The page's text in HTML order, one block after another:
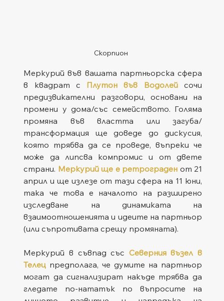
Скорпион
Меркурий във вашата партньорска сфера
в квадрат с Плутон във Водолей
сочи
предизвикателни разговори, основани на
промени у дома/със семейството. Голяма
промяна във властта или загуба/
трансформация ще доведе до дискусия,
която трябва да се проведе, въпреки че
може да липсва компромис и от двете
страни. Меркурий ще е ретрограден от 21
април и ще излезе от тази сфера на 11 юни,
така че това е началото на разширено
изследване на динамиката на
взаимоотношенията и идеите на партньор
(или съпротивата срещу промяната).
Меркурий в съвпад със Северния възел в
Телец предполага, че думите на партньор
могат да сигнализират накъде трябва да
гледате по-нататък по въпросите на